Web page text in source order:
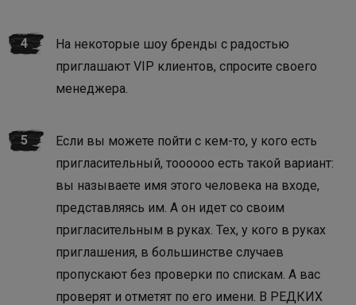
На некоторые шоу бренды с радостью
приглашают VIP клиентов, спросите своего
менеджера.
Если вы можете пойти с кем-то, у кого есть
пригласительный, тоооооо есть такой вариант:
вы называете имя этого человека на входе,
представляясь им. А он идет со своим
пригласительным в руках. Тех, у кого в руках
приглашения, в большинстве случаев
пропускают без проверки по спискам. А вас
проверят и отметят по его имени. В РЕДКИХ